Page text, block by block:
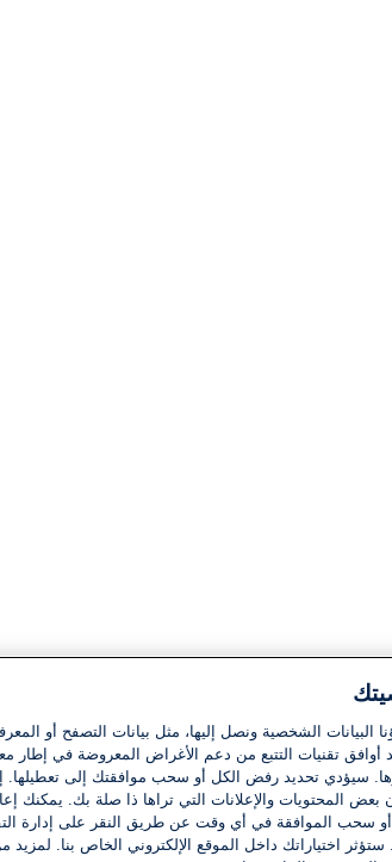
البيانات الشخصية ونصل إليها، مثل بيانات التصفح أو
تقنيات التتبع من دعم الأغراض المعروضة في إطار
سيؤدي تحديد رفض الكل أو سحب موافقتك إلى تعطيلها.
بعض المحتويات والإعلانات التي تراها ذا صلة بك. يمكنك
أو سحب الموافقة في أي وقت عن طريق النقر على إدارة
اختياراتك داخل الموقع الإلكتروني الخاص بنا. لمزيد